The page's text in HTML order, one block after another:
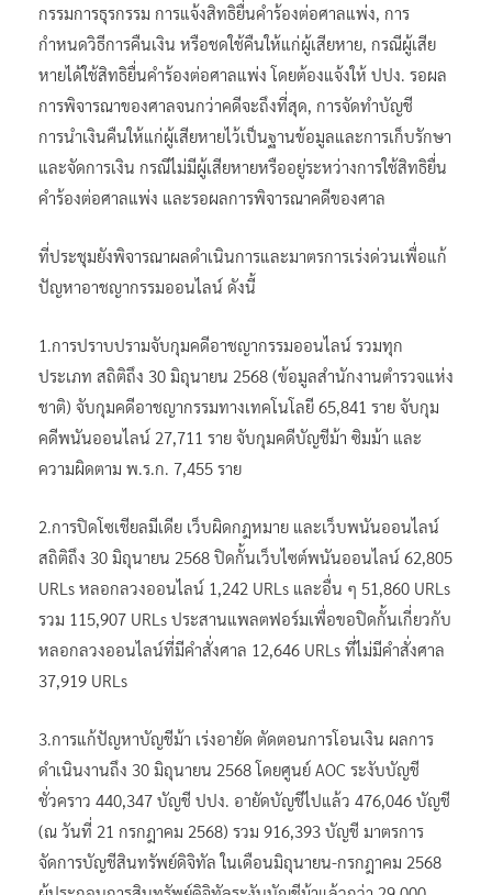
กรรมการธุรกรรม การแจ้งสิทธิยื่นคำร้องต่อศาลแพ่ง, การ
กำหนดวิธีการคืนเงิน หรือชดใช้คืนให้แก่ผู้เสียหาย, กรณีผู้เสีย
หายได้ใช้สิทธิยื่นคำร้องต่อศาลแพ่ง โดยต้องแจ้งให้ ปปง. รอผล
การพิจารณาของศาลจนกว่าคดีจะถึงที่สุด, การจัดทำบัญชี
การนำเงินคืนให้แก่ผู้เสียหายไว้เป็นฐานข้อมูลและการเก็บรักษา
และจัดการเงิน กรณีไม่มีผู้เสียหายหรืออยู่ระหว่างการใช้สิทธิยื่น
คำร้องต่อศาลแพ่ง และรอผลการพิจารณาคดีของศาล
ที่ประชุมยังพิจารณาผลดำเนินการและมาตรการเร่งด่วนเพื่อแก้
ปัญหาอาชญากรรมออนไลน์ ดังนี้
1.การปราบปรามจับกุมคดีอาชญากรรมออนไลน์ รวมทุก
ประเภท สถิติถึง 30 มิถุนายน 2568 (ข้อมูลสำนักงานตำรวจแห่ง
ชาติ) จับกุมคดีอาชญากรรมทางเทคโนโลยี 65,841 ราย จับกุม
คดีพนันออนไลน์ 27,711 ราย จับกุมคดีบัญชีม้า ซิมม้า และ
ความผิดตาม พ.ร.ก. 7,455 ราย
2.การปิดโซเชียลมีเดีย เว็บผิดกฎหมาย และเว็บพนันออนไลน์
สถิติถึง 30 มิถุนายน 2568 ปิดกั้นเว็บไซต์พนันออนไลน์ 62,805
URLs หลอกลวงออนไลน์ 1,242 URLs และอื่น ๆ 51,860 URLs
รวม 115,907 URLs ประสานแพลตฟอร์มเพื่อขอปิดกั้นเกี่ยวกับ
หลอกลวงออนไลน์ที่มีคำสั่งศาล 12,646 URLs ที่ไม่มีคำสั่งศาล
37,919 URLs
3.การแก้ปัญหาบัญชีม้า เร่งอายัด ตัดตอนการโอนเงิน ผลการ
ดำเนินงานถึง 30 มิถุนายน 2568 โดยศูนย์ AOC ระงับบัญชี
ชั่วคราว 440,347 บัญชี ปปง. อายัดบัญชีไปแล้ว 476,046 บัญชี
(ณ วันที่ 21 กรกฎาคม 2568) รวม 916,393 บัญชี มาตรการ
จัดการบัญชีสินทรัพย์ดิจิทัล ในเดือนมิถุนายน-กรกฎาคม 2568